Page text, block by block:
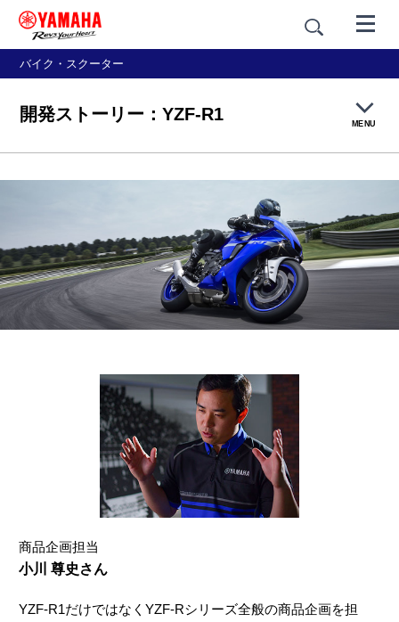
バイク・スクーター
開発ストーリー：YZF-R1 MENU
製品概要
価格・仕様
アクセサリー
商品企画担当
小川 尊史さん
YZF-R1だけではなくYZF-Rシリーズ全般の商品企画を担